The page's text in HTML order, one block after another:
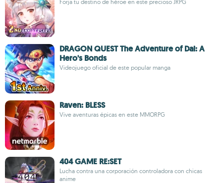
Forja tu destino de héroe en este precioso JRPG
DRAGON QUEST The Adventure of Dai: A
Hero's Bonds
Videojuego oficial de este popular manga
Raven: BLESS
Vive aventuras épicas en este MMORPG
404 GAME RE:SET
Lucha contra una corporación controladora con chicas
anime